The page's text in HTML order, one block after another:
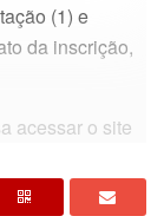
(1) e
da inscrição,
acessar o site
internet, de